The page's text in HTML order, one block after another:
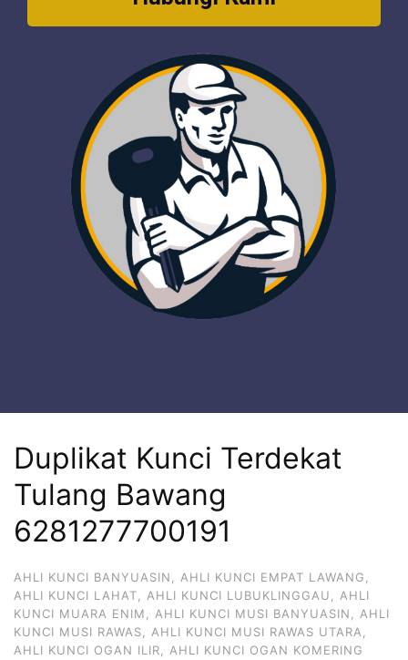
Duplikat Kunci Terdekat
Tulang Bawang
6281277700191
AHLI KUNCI BANYUASIN, AHLI KUNCI EMPAT LAWANG,
AHLI KUNCI LAHAT, AHLI KUNCI LUBUKLINGGAU, AHLI
KUNCI MUARA ENIM, AHLI KUNCI MUSI BANYUASIN, AHLI
KUNCI MUSI RAWAS, AHLI KUNCI MUSI RAWAS UTARA,
AHLI KUNCI OGAN ILIR, AHLI KUNCI OGAN KOMERING